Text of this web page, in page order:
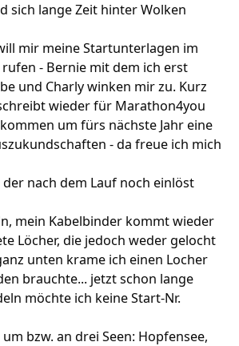
sich lange Zeit hinter Wolken
mir meine Startunterlagen im
- Bernie mit dem ich erst
und Charly winken mir zu. Kurz
wieder für Marathon4you
um fürs nächste Jahr eine
- da freue ich mich
nach dem Lauf noch einlöst
mein Kabelbinder kommt wieder
Löcher, die jedoch weder gelocht
unten krame ich einen Locher
brauchte... jetzt schon lange
möchte ich keine Start-Nr.
bzw. an drei Seen: Hopfensee,